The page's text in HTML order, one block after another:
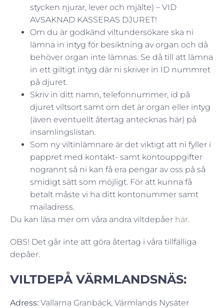
stycken njurar, lever och mjälte) – VID
AVSAKNAD KASSERAS DJURET!
Om du är godkänd viltundersökare ska ni
lämna in intyg för besiktning av organ och då
behöver organ inte lämnas. Se då till att lämna
in ett giltigt intyg där ni skriver in ID nummret
på djuret.
Skriv in ditt namn, telefonnummer, id på
djuret viltsort samt om det är organ eller intyg
(även eventuellt återtag antecknas här) på
insamlingslistan.
Som ny viltinlämnare är det viktigt att ni fyller i
pappret med kontakt- samt kontouppgifter
nogrannt så ni kan få era pengar av oss på så
smidigt sätt som möjligt. För att kunna få
betalt måste vi ha ditt kontonummer samt
mailadress.
Du kan läsa mer om våra andra viltdepåer här.
OBS! Det går inte att göra återtag i våra tillfälliga
depåer.
VILTDEPÅ VÄRMLANDSNÄS:
Adress: Vallarna Granbäck, Värmlands Nysäter